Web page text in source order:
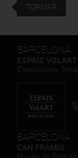
TORNAR
BARCELONA
BARCELONA